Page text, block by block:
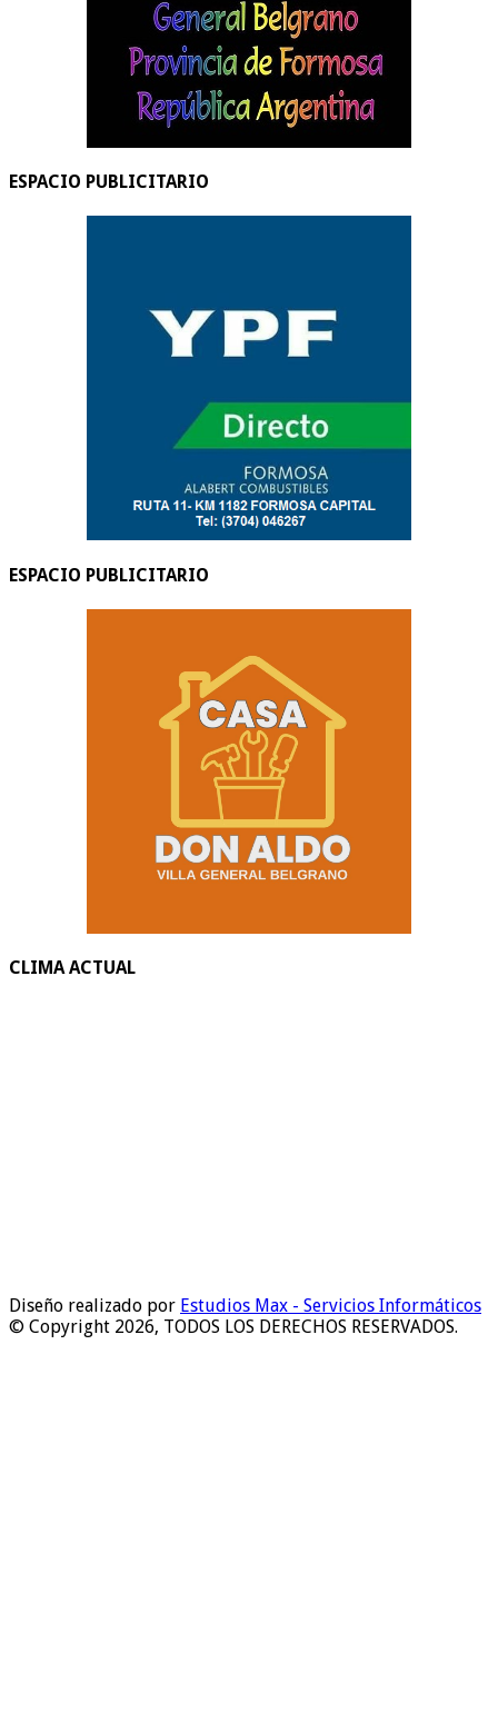
ESPACIO PUBLICITARIO
ESPACIO PUBLICITARIO
CLIMA ACTUAL
Diseño realizado por Estudios Max - Servicios Informáticos
© Copyright 2026, TODOS LOS DERECHOS RESERVADOS.